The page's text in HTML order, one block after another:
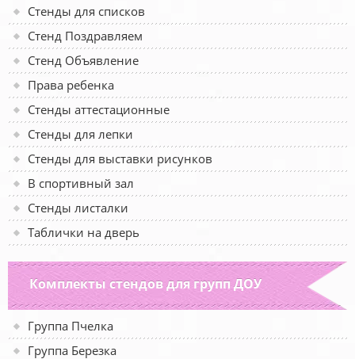
Стенды для списков
Стенд Поздравляем
Стенд Объявление
Права ребенка
Стенды аттестационные
Стенды для лепки
Стенды для выставки рисунков
В спортивный зал
Стенды листалки
Таблички на дверь
Комплекты стендов для групп ДОУ
Группа Пчелка
Группа Березка